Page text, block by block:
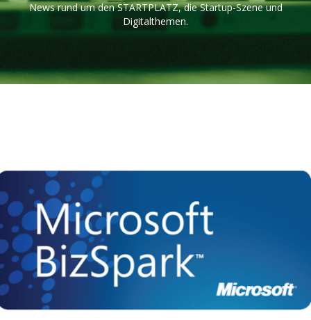
News rund um den STARTPLATZ, die Startup-Szene und
Digitalthemen.